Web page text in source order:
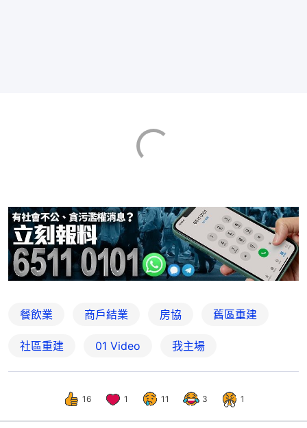
餐飲業 商戶結業 房協 舊區重建
社區重建 01 Video 我主場
16 1 11 3 1